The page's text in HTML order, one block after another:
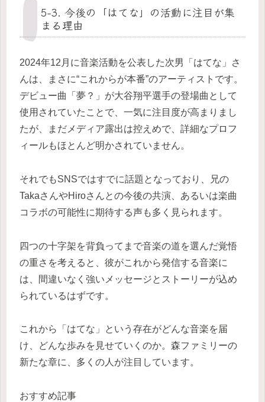
5-3. 今後の「はてな」の活動に注目が集
まる理由
2024年12月に音楽活動を公表した次男「はてな」さ
んは、まさに“これからが本番”のアーティストです。
デビュー曲「夢？」が大谷翔平選手の登場曲として
使用されていたことで、一気に注目度が高まりまし
たが、まだメディア露出は控えめで、詳細なプロフ
ィールもほとんど明かされていません。
それでもSNSではすでに話題となっており、兄の
TakaさんやHiroさんとの今後の共演、あるいは楽曲
コラボの可能性に期待する声も多く見られます。
四つの十字架を背負ってまで音楽の道を選んだ覚悟
の重さを考えると、彼がこれから発信する音楽に
は、間違いなく強いメッセージとストーリーが込め
られているはずです。
これから「はてな」という存在がどんな音楽を届
け、どんな歩みを見せていくのか。森ファミリーの
新たな章に、多くの人が注目しています。
おすすめ記事